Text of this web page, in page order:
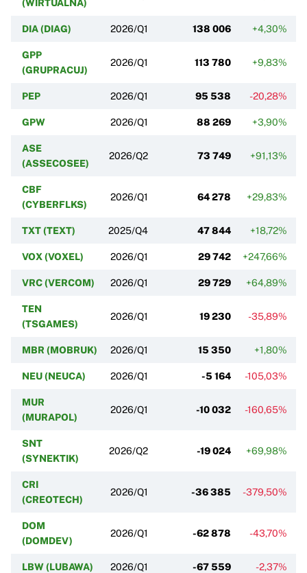
(WIRTUALNA)
DIA (DIAG) 2026/Q1 138 006 +4,30%
GPP
(GRUPRACUJ)
2026/Q1 113 780 +9,83%
PEP 2026/Q1 95 538 -20,28%
GPW 2026/Q1 88 269 +3,90%
ASE
(ASSECOSEE)
2026/Q2 73 749 +91,13%
CBF
(CYBERFLKS)
2026/Q1 64 278 +29,83%
TXT (TEXT) 2025/Q4 47 844 +18,72%
VOX (VOXEL) 2026/Q1 29 742 +247,66%
VRC (VERCOM) 2026/Q1 29 729 +64,89%
TEN
(TSGAMES)
2026/Q1 19 230 -35,89%
MBR (MOBRUK) 2026/Q1 15 350 +1,80%
NEU (NEUCA) 2026/Q1 -5 164 -105,03%
MUR
(MURAPOL)
2026/Q1 -10 032 -160,65%
SNT
(SYNEKTIK)
2026/Q2 -19 024 +69,98%
CRI
(CREOTECH)
2026/Q1 -36 385 -379,50%
DOM
(DOMDEV)
2026/Q1 -62 878 -43,70%
LBW (LUBAWA) 2026/Q1 -67 559 -2,37%